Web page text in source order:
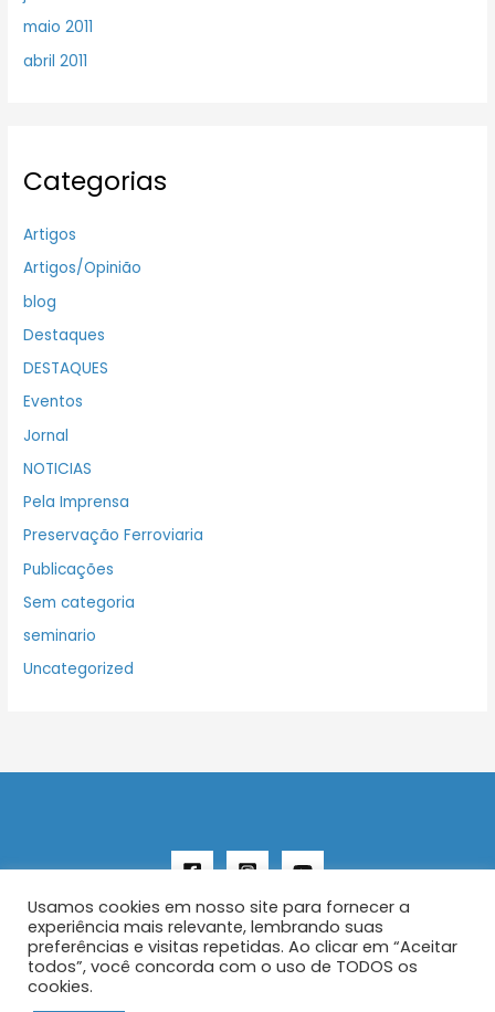
maio 2011
abril 2011
Categorias
Artigos
Artigos/Opinião
blog
Destaques
DESTAQUES
Eventos
Jornal
NOTICIAS
Pela Imprensa
Preservação Ferroviaria
Publicações
Sem categoria
seminario
Uncategorized
Copyright © 2026 AENFER
Usamos cookies em nosso site para fornecer a
experiência mais relevante, lembrando suas
preferências e visitas repetidas. Ao clicar em “Aceitar
todos”, você concorda com o uso de TODOS os
cookies.